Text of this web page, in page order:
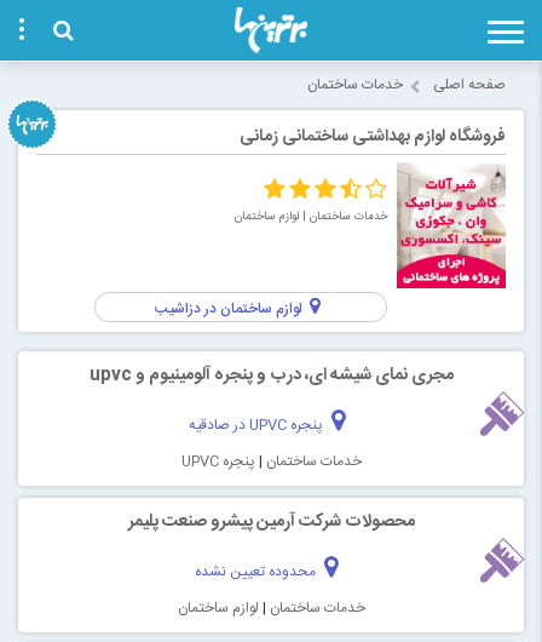
اصلی خدمات ساختمان
لوازم بهداشتی ساختمانی زمانی
خدمات ساختمان | لوازم ساختمان
لوازم ساختمان در دزاشیب
مجری نمای شیشه ای، درب و پنجره آلومینیوم و upvc
پنجره UPVC در صادقیه
خدمات ساختمان|پنجره UPVC
محصولات شرکت آرمین پیشرو صنعت پلیمر
محدوده تعیین نشده
خدمات ساختمان|لوازم ساختمان